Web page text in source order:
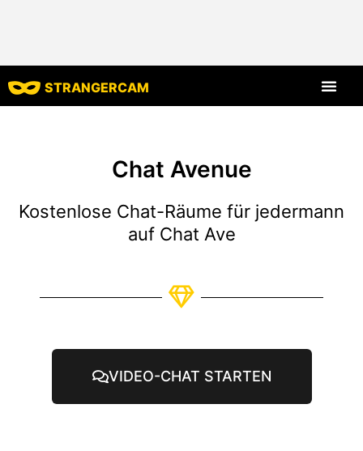
STRANGERCAM
Chat Avenue
Kostenlose Chat-Räume für jedermann
auf Chat Ave
VIDEO-CHAT STARTEN